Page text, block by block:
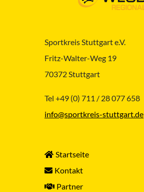
Sportkreis Stuttgart e.V.
Fritz-Walter-Weg 19
70372 Stuttgart
Tel +49 (0) 711 / 28 077 658
info@sportkreis-stuttgart.de
Startseite
Kontakt
Partner